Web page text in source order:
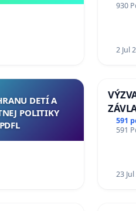
930
2 Jul
DETÍ A
POLITIKY
a
591
591
23